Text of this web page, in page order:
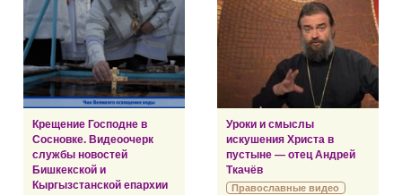
Крещение Господне в
Сосновке. Видеоочерк
службы новостей
Бишкекской и
Кыргызстанской епархии
Уроки и смыслы
искушения Христа в
пустыне — отец Андрей
Ткачёв
Православные видео